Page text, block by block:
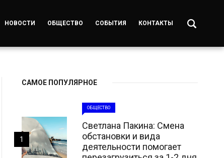
НОВОСТИ ОБЩЕСТВО СОБЫТИЯ КОНТАКТЫ
САМОЕ ПОПУЛЯРНОЕ
ОБЩЕСТВО
Светлана Пакина: Смена
обстановки и вида
деятельности помогает
1